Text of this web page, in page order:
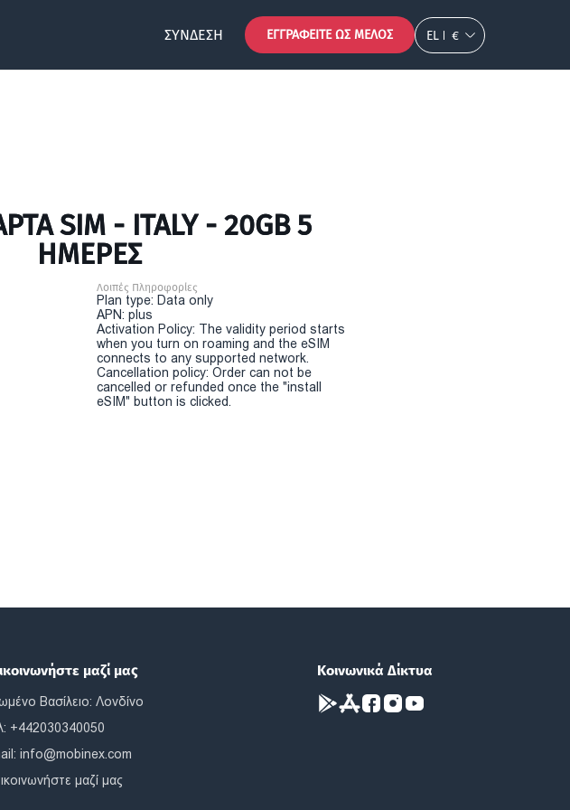
ΣΎΝΔΕΣΗ ΕΓΓΡΑΦΕΊΤΕ ΩΣ ΜΈΛΟΣ EL €
SIM - ITALY - 20GB 5
ΗΜΕΡΕΣ
Λοιπές Πληροφορίες
Plan type: Data only
APN: plus
Activation Policy: The validity period starts
when you turn on roaming and the eSIM
connects to any supported network.
Cancellation policy: Order can not be
cancelled or refunded once the "install
eSIM" button is clicked.
μαζί μας
Βασίλειο: Λονδίνο
+442030340050
info@mobinex.com
μαζί μας
Κοινωνικά Δίκτυα